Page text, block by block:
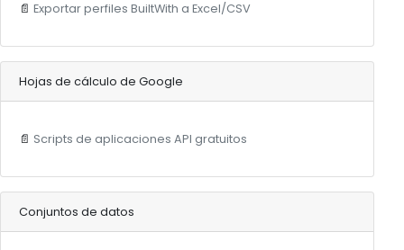
📄 Exportar perfiles BuiltWith a Excel/CSV
Hojas de cálculo de Google
📄 Scripts de aplicaciones API gratuitos
Conjuntos de datos